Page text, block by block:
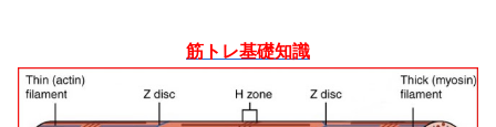
筋トレ基礎知識